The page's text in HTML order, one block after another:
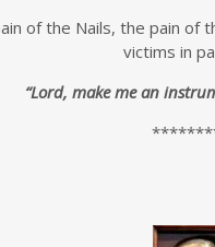
of the Nails, the pain of
victims in
“Lord, make me an